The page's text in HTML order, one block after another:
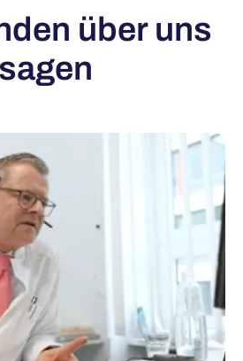
über uns
sagen